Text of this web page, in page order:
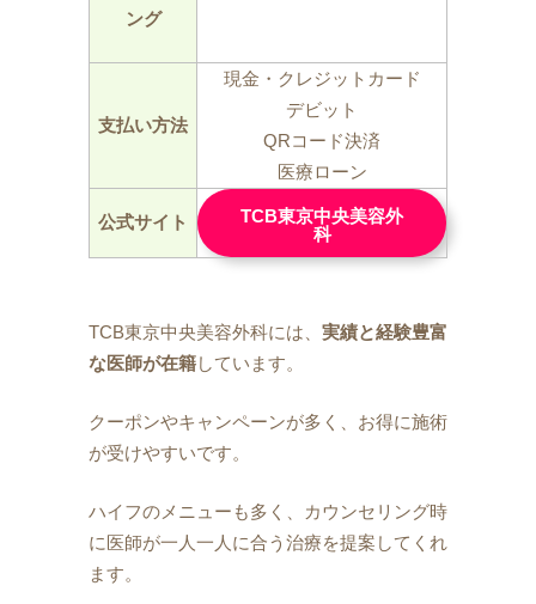
ング
支払い方法
現金・クレジットカード
デビット
QRコード決済
医療ローン
公式サイト
TCB東京中央美容外
科
TCB東京中央美容外科には、 実績と経験豊富
な医師が在籍しています。
クーポンやキャンペーンが多く、お得に施術
が受けやすいです。
ハイフのメニューも多く、カウンセリング時
に医師が一人一人に合う治療を提案してくれ
ます。